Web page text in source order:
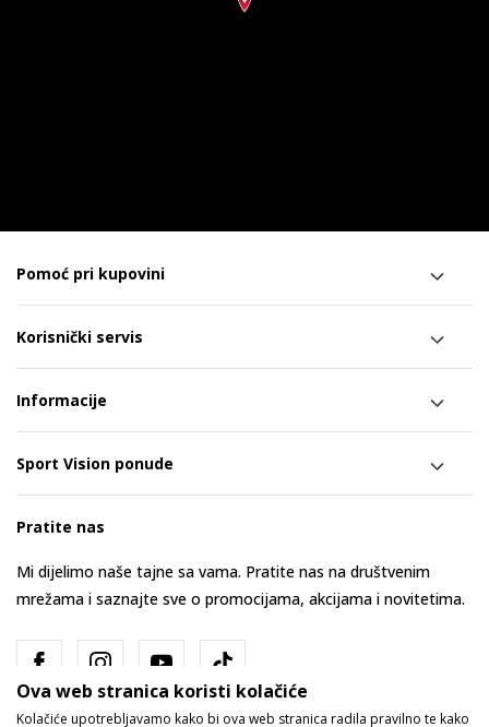
Pomoć pri kupovini
Korisnički servis
Informacije
Sport Vision ponude
Pratite nas
Mi dijelimo naše tajne sa vama. Pratite nas na društvenim
mrežama i saznajte sve o promocijama, akcijama i novitetima.
Ova web stranica koristi kolačiće
Kolačiće upotrebljavamo kako bi ova web stranica radila pravilno te kako